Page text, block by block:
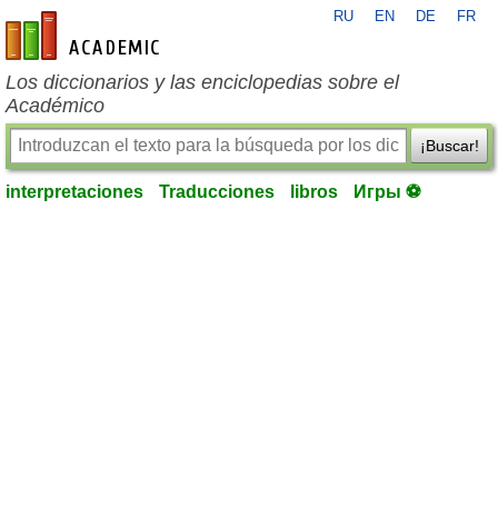
es-academic.com
RU EN DE FR
Los diccionarios y las enciclopedias sobre el
Académico
¡Buscar!
interpretaciones Traducciones libros Игры ⚽